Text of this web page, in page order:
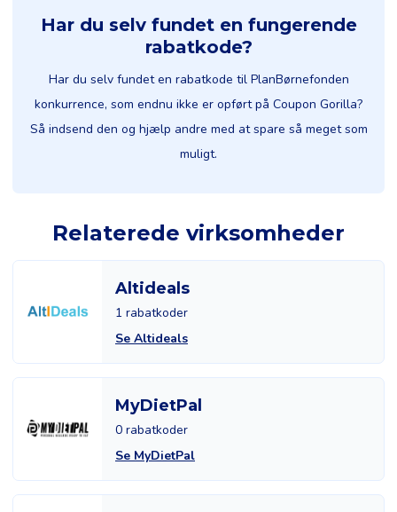
Har du selv fundet en fungerende
rabatkode?
Har du selv fundet en rabatkode til PlanBørnefonden
konkurrence, som endnu ikke er opført på Coupon Gorilla?
Så indsend den og hjælp andre med at spare så meget som
muligt.
Relaterede virksomheder
Altideals
1 rabatkoder
Se Altideals
MyDietPal
0 rabatkoder
Se MyDietPal